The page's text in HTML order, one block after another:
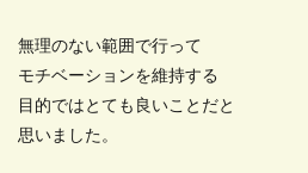
無理のない範囲で行って
モチベーションを維持する
目的ではとても良いことだと
思いました。